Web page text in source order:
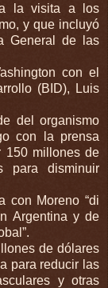
la visita a los
y que incluyó
General de las
con el
(BID), Luis
del organismo
con la prensa
150 millones de
disminuir
con Moreno “di
Argentina y de
de dólares
para reducir las
y otras